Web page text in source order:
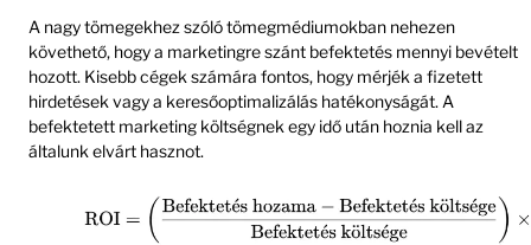
A nagy tömegekhez szóló tömegmédiumokban nehezen
követhető, hogy a marketingre szánt befektetés mennyi bevételt
hozott. Kisebb cégek számára fontos, hogy mérjék a fizetett
hirdetések vagy a keresőoptimalizálás hatékonyságát. A
befektetett marketing költségnek egy idő után hoznia kell az
általunk elvárt hasznot.